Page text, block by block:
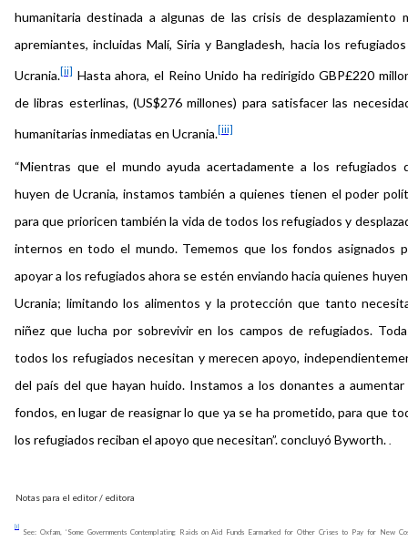
humanitaria destinada a algunas de las crisis de desplazamiento
apremiantes, incluidas Malí, Siria y Bangladesh, hacia los
Ucrania.[ii] Hasta ahora, el Reino Unido ha redirigido GBP£220
de libras esterlinas, (US$276 millones) para satisfacer las
humanitarias inmediatas en Ucrania.[iii]
“Mientras que el mundo ayuda acertadamente a los refugiados
huyen de Ucrania, instamos también a quienes tienen el poder
para que prioricen también la vida de todos los refugiados y
internos en todo el mundo. Tememos que los fondos asignados
apoyar a los refugiados ahora se estén enviando hacia quienes
Ucrania; limitando los alimentos y la protección que tanto
niñez que lucha por sobrevivir en los campos de refugiados.
todos los refugiados necesitan y merecen apoyo,
del país del que hayan huido. Instamos a los donantes a aumentar
fondos, en lugar de reasignar lo que ya se ha prometido, para que
los refugiados reciban el apoyo que necesitan”. concluyó Byworth.
Notas para el editor / editora
[i]
See: Oxfam, ‘Some Governments Contemplating Raids on Aid Funds Earmarked for Other Crises to Pay for New